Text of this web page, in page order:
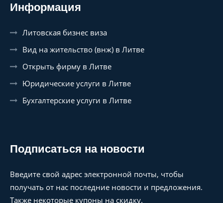
Информация
Литовская бизнес виза
Вид на жительство (внж) в Литве
Открыть фирму в Литве
Юридические услуги в Литве
Бухгалтерские услуги в Литве
Подписаться на новости
Введите свой адрес электронной почты, чтобы
получать от нас последние новости и предложения.
Также некоторые купоны на скидку.